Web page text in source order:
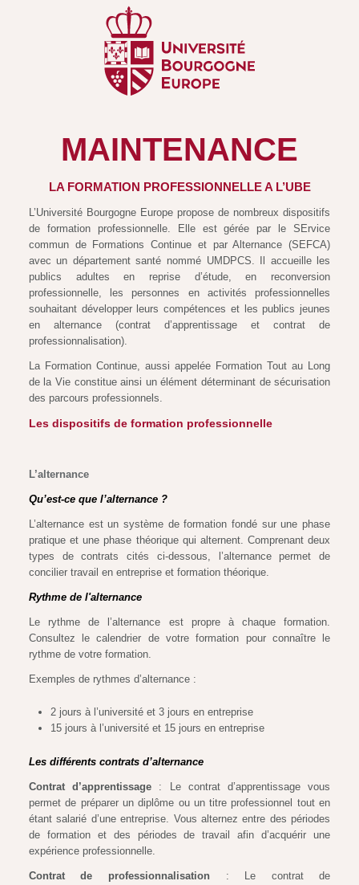
MAINTENANCE
LA FORMATION PROFESSIONNELLE A L’UBE
L’Université Bourgogne Europe propose de nombreux dispositifs
de formation professionnelle. Elle est gérée par le SErvice
commun de Formations Continue et par Alternance (SEFCA)
avec un département santé nommé UMDPCS. Il accueille les
publics adultes en reprise d’étude, en reconversion
professionnelle, les personnes en activités professionnelles
souhaitant développer leurs compétences et les publics jeunes
en alternance (contrat d’apprentissage et contrat de
professionnalisation).
La Formation Continue, aussi appelée Formation Tout au Long
de la Vie constitue ainsi un élément déterminant de sécurisation
des parcours professionnels.
Les dispositifs de formation professionnelle
L’alternance
Qu’est-ce que l’alternance ?
L’alternance est un système de formation fondé sur une phase
pratique et une phase théorique qui alternent. Comprenant deux
types de contrats cités ci-dessous, l’alternance permet de
concilier travail en entreprise et formation théorique.
Rythme de l'alternance
Le rythme de l’alternance est propre à chaque formation.
Consultez le calendrier de votre formation pour connaître le
rythme de votre formation.
Exemples de rythmes d’alternance :
2 jours à l’université et 3 jours en entreprise
15 jours à l’université et 15 jours en entreprise
Les différents contrats d’alternance
Contrat d’apprentissage : Le contrat d’apprentissage vous
permet de préparer un diplôme ou un titre professionnel tout en
étant salarié d’une entreprise. Vous alternez entre des périodes
de formation et des périodes de travail afin d’acquérir une
expérience professionnelle.
Contrat de professionnalisation: Le contrat de